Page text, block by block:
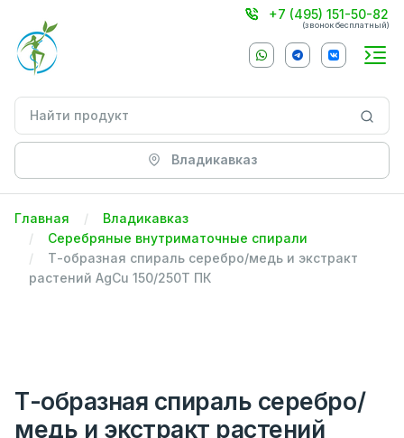
+7 (495) 151-50-82
(звонок бесплатный)
Владикавказ
Главная
Владикавказ
Серебряные внутриматочные спирали
Т-образная спираль серебро/медь и экстракт
растений AgCu 150/250Т ПК
Т-образная спираль серебро/
медь и экстракт растений